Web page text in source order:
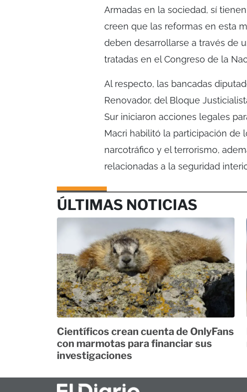
Armadas en la sociedad, sí
creen que las reformas en esta
deben desarrollarse a través de
tratadas en el Congreso de la
Al respecto, las bancadas
Renovador, del Bloque
Sur iniciaron acciones legales
Macri habilitó la participación de
narcotráfico y el terrorismo,
relacionadas a la seguridad
ÚLTIMAS NOTICIAS
Científicos crean cuenta de OnlyFans
con marmotas para financiar sus
investigaciones